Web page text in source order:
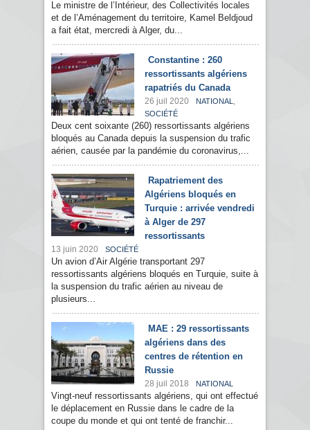
Le ministre de l’Intérieur, des Collectivités locales
et de l’Aménagement du territoire, Kamel Beldjoud
a fait état, mercredi à Alger, du...
Constantine : 260
ressortissants algériens
rapatriés du Canada
26 juil 2020 NATIONAL ,
SOCIÉTÉ
Deux cent soixante (260) ressortissants algériens
bloqués au Canada depuis la suspension du trafic
aérien, causée par la pandémie du coronavirus,...
Rapatriement des
Algériens bloqués en
Turquie : arrivée vendredi
à Alger de 297
ressortissants
13 juin 2020 SOCIÉTÉ
Un avion d’Air Algérie transportant 297
ressortissants algériens bloqués en Turquie, suite à
la suspension du trafic aérien au niveau de
plusieurs...
MAE : 29 ressortissants
algériens dans des
centres de rétention en
Russie
28 juil 2018 NATIONAL
Vingt-neuf ressortissants algériens, qui ont effectué
le déplacement en Russie dans le cadre de la
coupe du monde et qui ont tenté de franchir...